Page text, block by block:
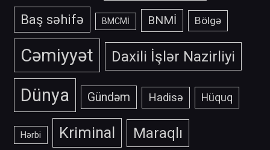
Baş səhifə BMCMİ BNMİ Bölgə
Cəmiyyət Daxili İşlər Nazirliyi
Dünya Gündəm Hadisə Hüquq
Hərbi Kriminal Maraqlı